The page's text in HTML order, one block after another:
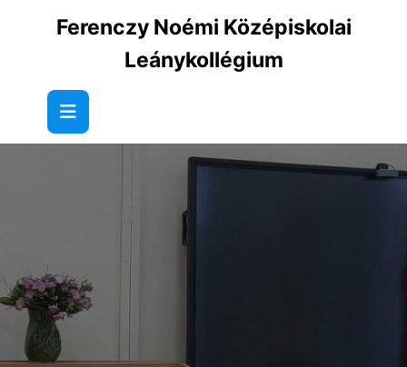
Ferenczy Noémi Középiskolai
Leánykollégium